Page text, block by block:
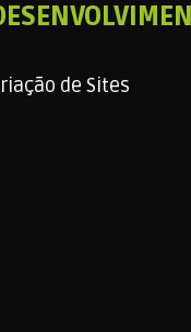
de Sites